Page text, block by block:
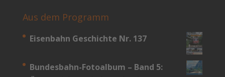
Aus dem Programm
Eisenbahn Geschichte Nr. 137
Bundesbahn-­Fotoalbum – Band 5: